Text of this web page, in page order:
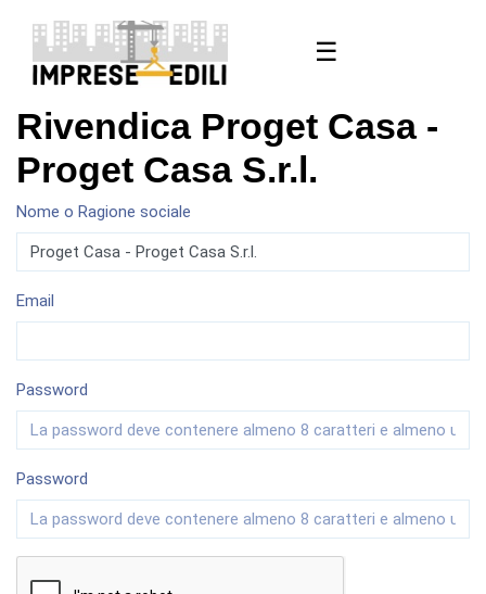
☰
Rivendica Proget Casa -
Proget Casa S.r.l.
Nome o Ragione sociale
Email
Password
Password